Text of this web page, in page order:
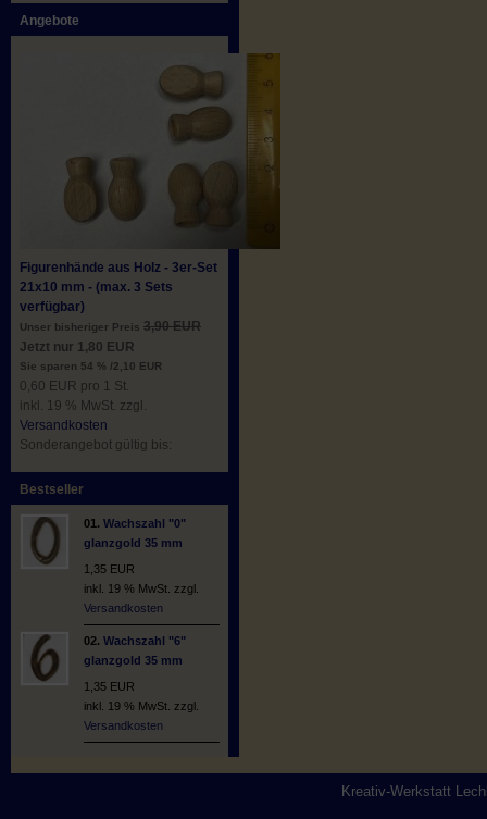
Angebote
Figurenhände aus Holz - 3er-Set
21x10 mm - (max. 3 Sets
verfügbar)
Unser bisheriger Preis 3,90 EUR
Jetzt nur 1,80 EUR
Sie sparen 54 % /2,10 EUR
0,60 EUR pro 1 St.
inkl. 19 % MwSt. zzgl.
Versandkosten
Sonderangebot gültig bis:
Bestseller
01. Wachszahl "0"
glanzgold 35 mm
1,35 EUR
inkl. 19 % MwSt. zzgl.
Versandkosten
02. Wachszahl "6"
glanzgold 35 mm
1,35 EUR
inkl. 19 % MwSt. zzgl.
Versandkosten
Kreativ-Werkstatt